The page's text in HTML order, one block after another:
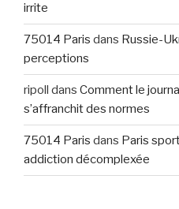
irrite
75014 Paris dans Russie-
perceptions
ripoll dans Comment le
s’affranchit des normes
75014 Paris dans Paris
addiction décomplexée